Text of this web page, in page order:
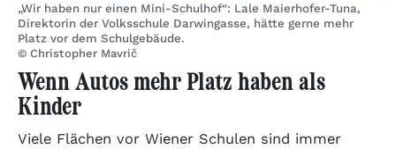
„Wir haben nur einen Mini-Schulhof“: Lale Maierhofer-Tuna,
Direktorin der Volksschule Darwingasse, hätte gerne mehr
Platz vor dem Schulgebäude.
© Christopher Mavrič
Wenn Autos mehr Platz haben als
Kinder
Viele Flächen vor Wiener Schulen sind immer